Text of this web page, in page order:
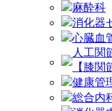
麻酔科
消化器
心臓血
人工関
【膝関
健康管
総合内